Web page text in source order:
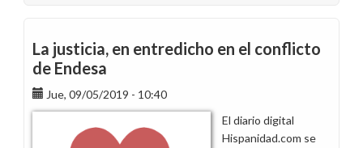
La justicia, en entredicho en el conflicto
de Endesa
Jue, 09/05/2019 - 10:40
El diario digital
Hispanidad.com se